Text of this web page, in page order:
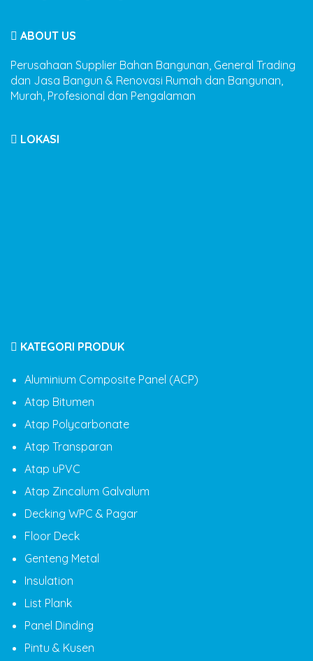
ABOUT US
Perusahaan Supplier Bahan Bangunan, General Trading
dan Jasa Bangun & Renovasi Rumah dan Bangunan,
Murah, Profesional dan Pengalaman
LOKASI
KATEGORI PRODUK
Aluminium Composite Panel (ACP)
Atap Bitumen
Atap Polycarbonate
Atap Transparan
Atap uPVC
Atap Zincalum Galvalum
Decking WPC & Pagar
Floor Deck
Genteng Metal
Insulation
List Plank
Panel Dinding
Pintu & Kusen